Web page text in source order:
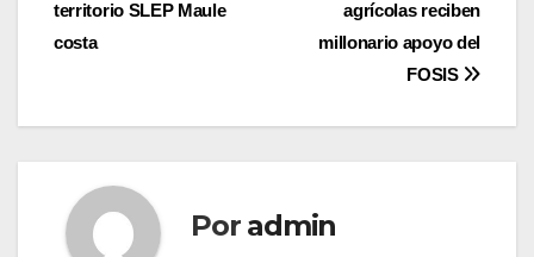
entradas
agrícolas reciben
millonario apoyo del
FOSIS
territorio SLEP Maule
costa
Por admin